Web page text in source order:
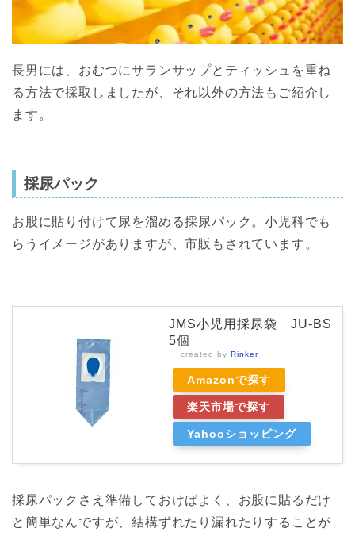
長男には、おむつにサランサップとティッシュを重ね
る方法で採取しましたが、それ以外の方法もご紹介し
ます。
採尿パック
お股に貼り付けて尿を溜める採尿パック。小児科でも
らうイメージがありますが、市販もされています。
JMS小児用採尿袋 JU-BS
5個
created by Rinker
Amazonで探す
楽天市場で探す
Yahooショッピング
採尿パックさえ準備しておけばよく、お股に貼るだけ
と簡単なんですが、結構ずれたり漏れたりすることが